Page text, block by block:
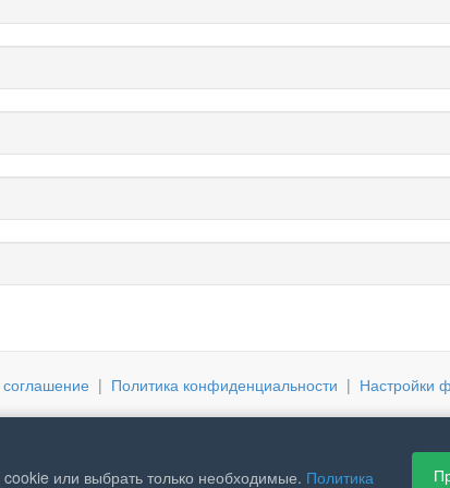
соглашение | Политика конфиденциальности | Настройки
или выбрать только необходимые. Политика